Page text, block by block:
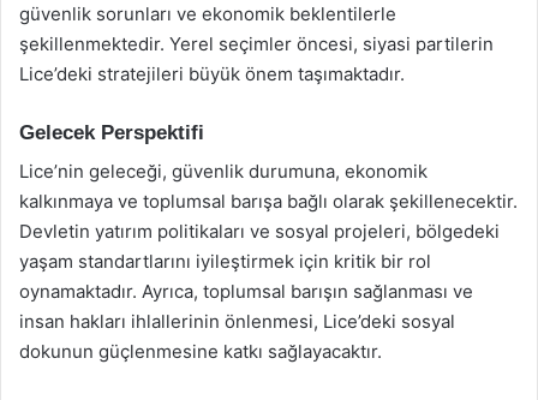
güvenlik sorunları ve ekonomik beklentilerle
şekillenmektedir. Yerel seçimler öncesi, siyasi partilerin
Lice’deki stratejileri büyük önem taşımaktadır.
Gelecek Perspektifi
Lice’nin geleceği, güvenlik durumuna, ekonomik
kalkınmaya ve toplumsal barışa bağlı olarak şekillenecektir.
Devletin yatırım politikaları ve sosyal projeleri, bölgedeki
yaşam standartlarını iyileştirmek için kritik bir rol
oynamaktadır. Ayrıca, toplumsal barışın sağlanması ve
insan hakları ihlallerinin önlenmesi, Lice’deki sosyal
dokunun güçlenmesine katkı sağlayacaktır.